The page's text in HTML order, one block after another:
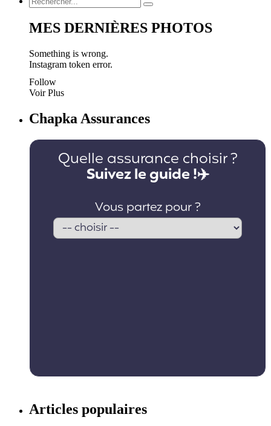
MES DERNIÈRES PHOTOS
Something is wrong.
Instagram token error.
Follow
Voir Plus
Chapka Assurances
Articles populaires